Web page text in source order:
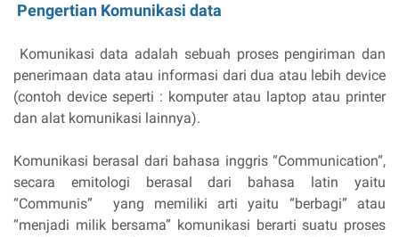
Pengertian Komunikasi data
Komunikasi data adalah sebuah proses pengiriman dan
penerimaan data atau informasi dari dua atau lebih device
(contoh device seperti : komputer atau laptop atau printer
dan alat komunikasi lainnya).
Komunikasi berasal dari bahasa inggris “Communication“,
secara emitologi berasal dari bahasa latin yaitu
“Communis” yang memiliki arti yaitu “berbagi” atau
“menjadi milik bersama” komunikasi berarti suatu proses